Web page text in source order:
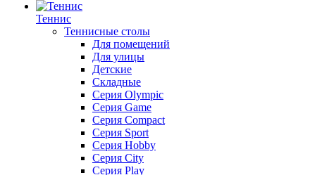
Теннис
Теннисные столы
Для помещений
Для улицы
Детские
Складные
Серия Olympic
Серия Game
Серия Compact
Серия Sport
Серия Hobby
Серия City
Серия Play